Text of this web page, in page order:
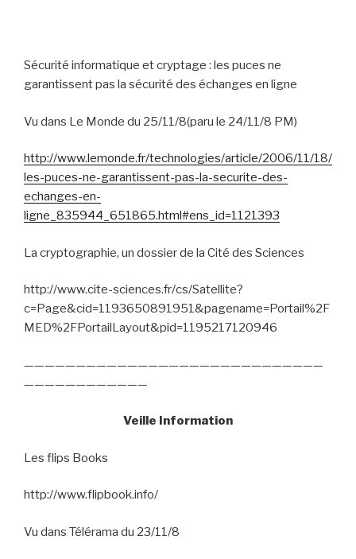
Sécurité informatique et cryptage : les puces ne
garantissent pas la sécurité des échanges en ligne
Vu dans Le Monde du 25/11/8(paru le 24/11/8 PM)
http://www.lemonde.fr/technologies/article/2006/11/18/
les-puces-ne-garantissent-pas-la-securite-des-
echanges-en-
ligne_835944_651865.html#ens_id=1121393
La cryptographie, un dossier de la Cité des Sciences
http://www.cite-sciences.fr/cs/Satellite?
c=Page&cid=1193650891951&pagename=Portail%2F
MED%2FPortailLayout&pid=1195217120946
—————————————————————————————
————————————
Veille Information
Les flips Books
http://www.flipbook.info/
Vu dans Télérama du 23/11/8